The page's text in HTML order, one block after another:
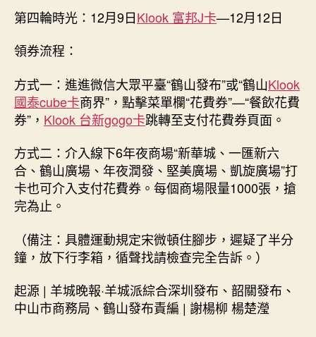
第四輪時光：12月9日Klook 富邦J卡—12月12日
領券流程：
方式一：進進微信大眾平臺“鶴山發布”或“鶴山Klook
國泰cube卡商界”，點擊菜單欄“花費券”—“餐飲花費
券”， Klook 台新gogo卡跳轉至支付花費券頁面。
方式二：介入線下6年夜商場“新華城、一匯新六
合、鶴山廣場、年夜潤發、堅美廣場、凱旋廣場”打
卡也可介入支付花費券。每個商場限量1000張，搶
完為止。
（備注：具體運動規定宋微頓住腳步，遲疑了半分
鐘，放下行李箱，循聲找請檢查完全告訴。）
起源 | 羊城晚報·羊城派綜合深圳發布、韶關發布、
中山市商務局、鶴山發布責編 | 謝楊柳 楊楚瀅